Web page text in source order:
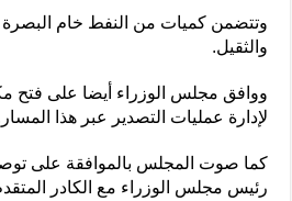
وتتضمن كميات من النفط خام
والثقيل.
ووافق مجلس الوزراء أيضا على فتح
لإدارة عمليات التصدير عبر هذا
كما صوت المجلس بالموافقة على